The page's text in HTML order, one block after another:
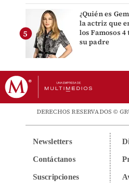
¿Quién es
la actriz que
los Famosos
su padre
DERECHOS RESERVADOS ©
Newsletters
Contáctanos
Suscripciones